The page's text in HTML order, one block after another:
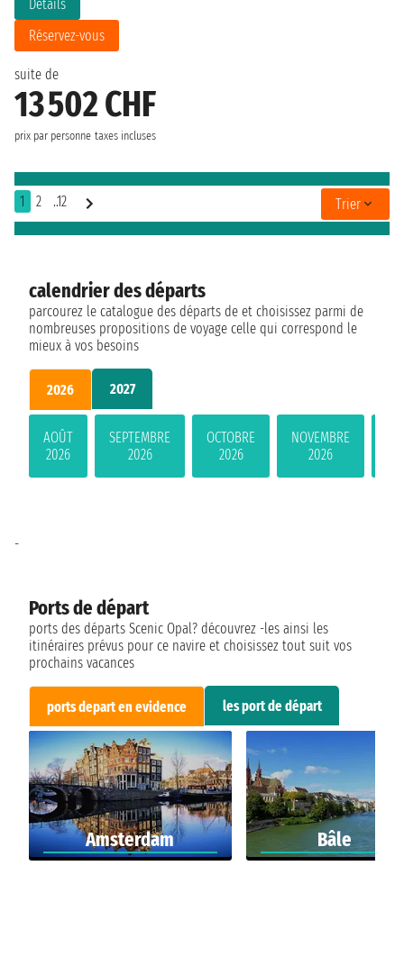
suite de
13 502 CHF
prix par personne taxes incluses
Détails
Réservez-vous
1 2 ..12 Trier
calendrier des départs
parcourez le catalogue des départs de et choisissez parmi de
nombreuses propositions de voyage celle qui correspond le
mieux à vos besoins
2026 2027
AOÛT
2026
SEPTEMBRE
2026
OCTOBRE
2026
NOVEMBRE
2026
Ports de départ
ports des départs Scenic Opal? découvrez -les ainsi les
itinéraires prévus pour ce navire et choisissez tout suit vos
prochains vacances
ports depart en evidence les port de départ
Amsterdam Bâle
-